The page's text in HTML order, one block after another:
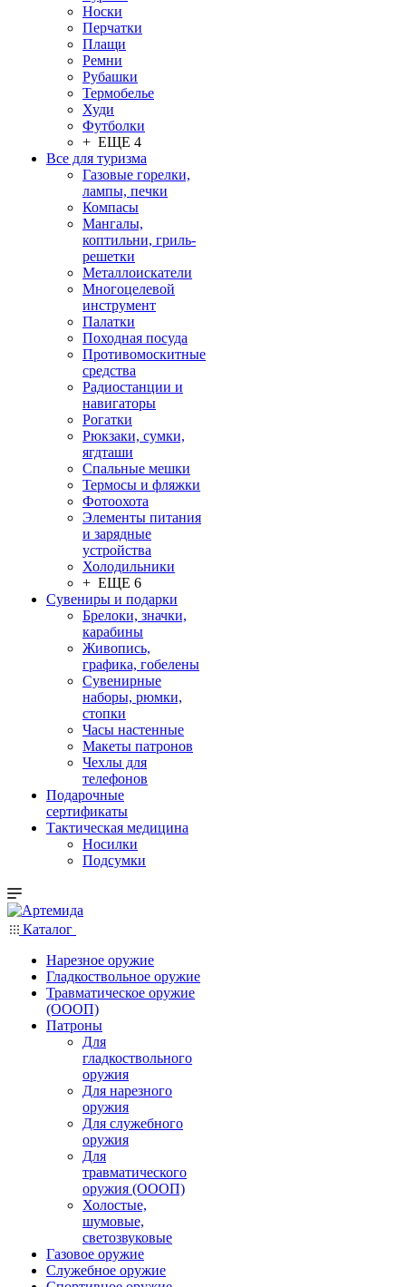
Носки
Перчатки
Плащи
Ремни
Рубашки
Термобелье
Худи
Футболки
+ ЕЩЕ 4
Все для туризма
Газовые горелки,
лампы, печки
Компасы
Мангалы,
коптильни, гриль-
решетки
Металлоискатели
Многоцелевой
инструмент
Палатки
Походная посуда
Противомоскитные
средства
Радиостанции и
навигаторы
Рогатки
Рюкзаки, сумки,
ягдташи
Спальные мешки
Термосы и фляжки
Фотоохота
Элементы питания
и зарядные
устройства
Холодильники
+ ЕЩЕ 6
Сувениры и подарки
Брелоки, значки,
карабины
Живопись,
графика, гобелены
Сувенирные
наборы, рюмки,
стопки
Часы настенные
Макеты патронов
Чехлы для
телефонов
Подарочные
сертификаты
Тактическая медицина
Носилки
Подсумки
Каталог
Нарезное оружие
Гладкоствольное оружие
Травматическое оружие
(ОООП)
Патроны
Для
гладкоствольного
оружия
Для нарезного
оружия
Для служебного
оружия
Для
травматического
оружия (ОООП)
Холостые,
шумовые,
светозвуковые
Газовое оружие
Служебное оружие